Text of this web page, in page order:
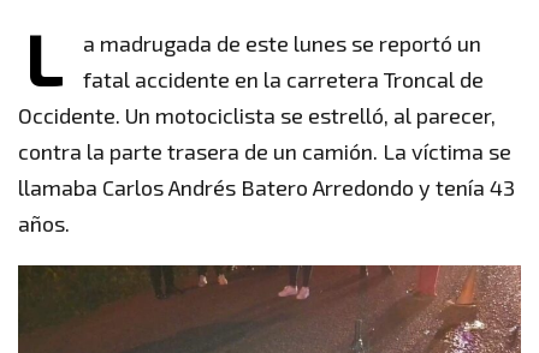
L
a madrugada de este lunes se reportó un
fatal accidente en la carretera Troncal de
Occidente. Un motociclista se estrelló, al parecer,
contra la parte trasera de un camión. La víctima se
llamaba Carlos Andrés Batero Arredondo y tenía 43
años.